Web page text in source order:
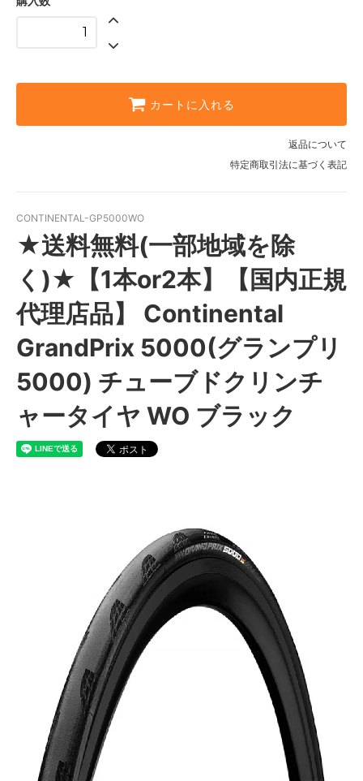
カートに入れる
返品について
特定商取引法に基づく表記
CONTINENTAL-GP5000WO
★送料無料(一部地域を除
く)★【1本or2本】【国内正規
代理店品】 Continental
GrandPrix 5000(グランプリ
5000) チューブドクリンチ
ャータイヤ WO ブラック